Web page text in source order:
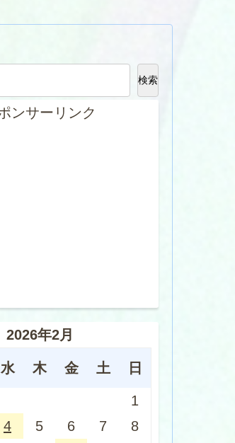
検索
ンサーリンク
2026年2月
水 木 金 土 日
1
4 5 6 7
8